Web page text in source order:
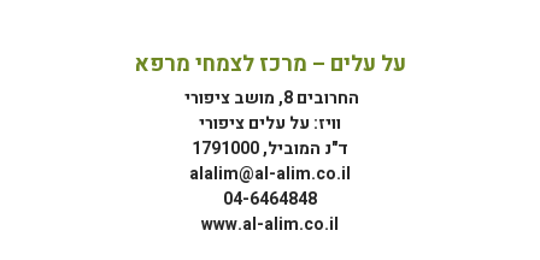
על עלים – מרכז לצמחי מרפא
החרובים 8, מושב ציפורי
וויז: על עלים ציפורי
ד"נ המוביל, 1791000
alalim@al-alim.co.il
04-6464848
www.al-alim.co.il